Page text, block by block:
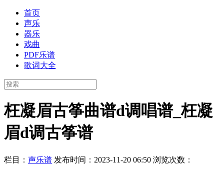
首页
声乐
器乐
戏曲
PDF乐谱
歌词大全
枉凝眉古筝曲谱d调唱谱_枉凝
眉d调古筝谱
栏目： 声乐谱 发布时间：2023-11-20 06:50 浏览次数：